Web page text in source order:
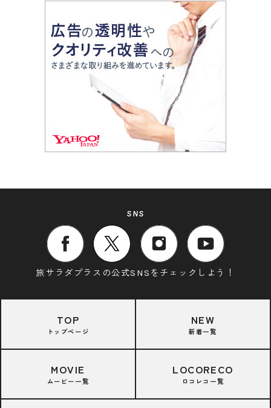
SNS
旅サラダプラスの公式SNSをチェックしよう！
TOP
トップページ
NEW
新着一覧
MOVIE
ムービー一覧
LOCORECO
ロコレコ一覧